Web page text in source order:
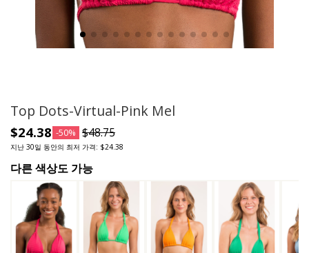
Top Dots-Virtual-Pink Mel
$24.38 -50% $48.75
지난 30일 동안의 최저 가격: $24.38
다른 색상도 가능